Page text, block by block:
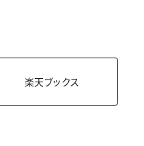
楽天ブックス